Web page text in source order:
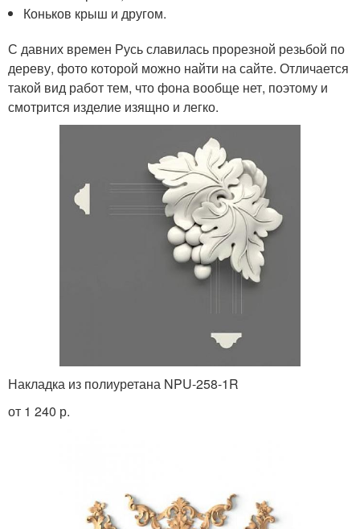
Коньков крыш и другом.
С давних времен Русь славилась прорезной резьбой по
дереву, фото которой можно найти на сайте. Отличается
такой вид работ тем, что фона вообще нет, поэтому и
смотрится изделие изящно и легко.
Накладка из полиуретана NPU-258-1R
от 1 240 р.